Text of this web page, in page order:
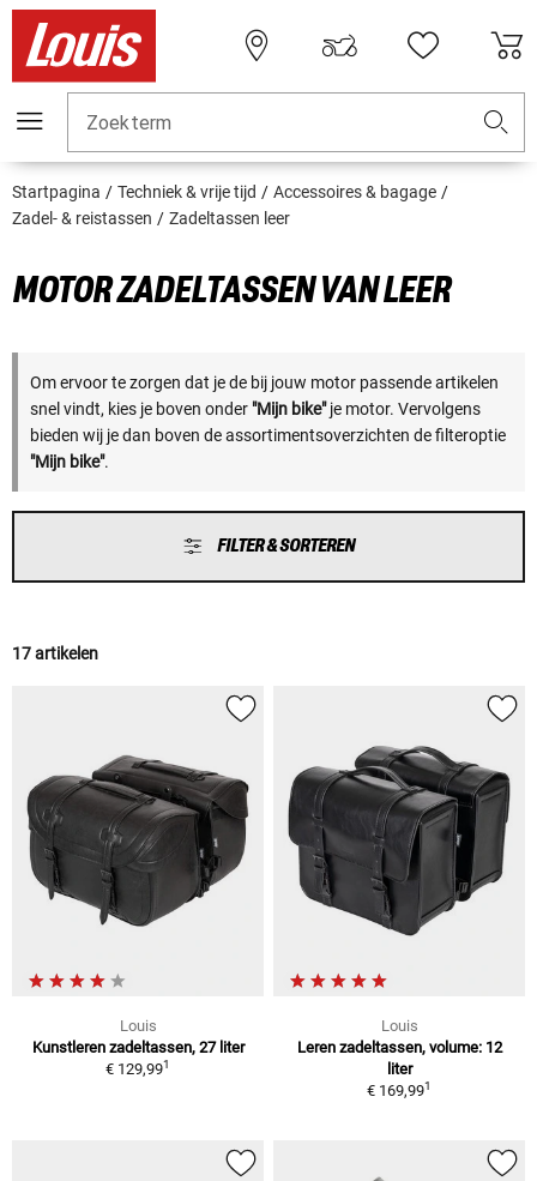
Zoekterm
Startpagina Techniek & vrije tijd
Accessoires & bagage
Zadel- & reistassen
Zadeltassen leer
MOTOR ZADELTASSEN VAN LEER
Om ervoor te zorgen dat je de bij jouw motor passende artikelen
snel vindt, kies je boven onder "Mijn bike"je motor. Vervolgens
bieden wij je dan boven de assortimentsoverzichten de filteroptie
"Mijn bike".
FILTER & SORTEREN
17 artikelen
Louis
Kunstleren zadeltassen, 27 liter
€ 129,991
Louis
Leren zadeltassen, volume: 12
liter
€ 169,991